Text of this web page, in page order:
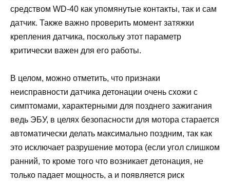
средством WD-40 как упомянутые контакты, так и сам
датчик. Также важно проверить момент затяжки
крепления датчика, поскольку этот параметр
критически важен для его работы.
В целом, можно отметить, что признаки
неисправности датчика детонации очень схожи с
симптомами, характерными для позднего зажигания
ведь ЭБУ, в целях безопасности для мотора старается
автоматически делать максимально поздним, так как
это исключает разрушение мотора (если угол слишком
ранний, то кроме того что возникает детонация, не
только падает мощность, а и появляется риск